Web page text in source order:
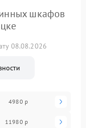
шкафов
08.08.2026
4980 р
11980 р